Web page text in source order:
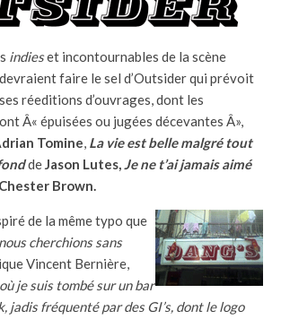
indieset incontournables de la scène
faire le sel d’Outsider qui prévoit
réeditions d’ouvrages, dont les
Â« épuisées ou jugées décevantes Â»,
Tomine, La vie est belle malgré tout
deJason Lutes,Je ne t’ai jamais aimé
Chester Brown.
de la même typo que
nous cherchions sans
Vincent Bernière,
je suis tombé sur un bar
jadis fréquenté par des GI’s, dont le logo